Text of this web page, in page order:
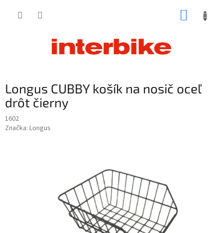
Longus CUBBY košík na nosič oceľ
drôt čierny
1602
Značka: Longus